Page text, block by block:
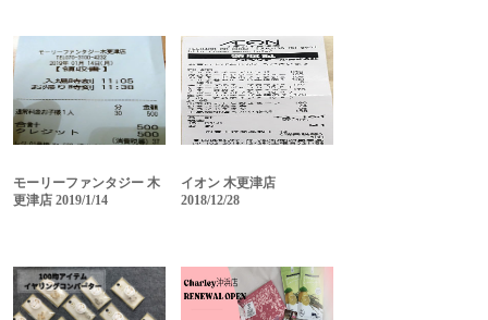
モーリーファンタジー 木
更津店 2019/1/14
イオン 木更津店
2018/12/28